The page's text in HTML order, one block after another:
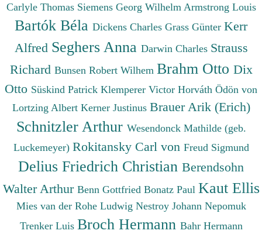
Carlyle Thomas Siemens Georg Wilhelm Armstrong Louis
Bartók Béla Dickens Charles Grass Günter Kerr
Alfred Seghers Anna Darwin Charles Strauss
Richard Bunsen Robert Wilhem Brahm Otto Dix
Otto Süskind Patrick Klemperer Victor Horváth Ödön von
Lortzing Albert Kerner Justinus Brauer Arik (Erich)
Schnitzler Arthur Wesendonck Mathilde (geb.
Luckemeyer) Rokitansky Carl von Freud Sigmund
Delius Friedrich Christian Berendsohn
Walter Arthur Benn Gottfried Bonatz Paul Kaut Ellis
Mies van der Rohe Ludwig Nestroy Johann Nepomuk
Trenker Luis Broch Hermann Bahr Hermann